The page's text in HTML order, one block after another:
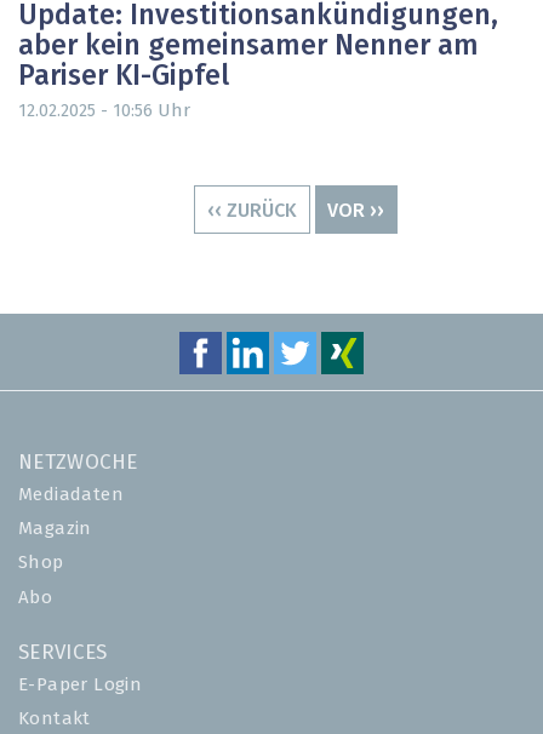
Update: Investitionsankündigungen,
aber kein gemeinsamer Nenner am
Pariser KI-Gipfel
12.02.2025 - 10:56 Uhr
VORHERIGE
‹‹ ZURÜCK
NÄCHSTE
VOR ››
NETZWOCHE
Mediadaten
Magazin
Shop
Abo
SERVICES
E-Paper Login
Kontakt